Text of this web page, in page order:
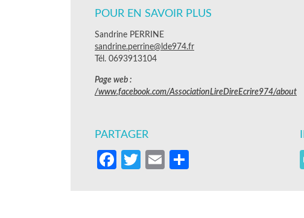
POUR EN SAVOIR PLUS
Sandrine PERRINE
sandrine.perrine@lde974.fr
Tél. 0693913104
Page web :
/www.facebook.com/AssociationLireDireEcrire974/about
PARTAGER
Facebook
Twitter
Email